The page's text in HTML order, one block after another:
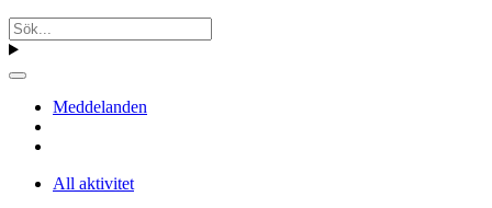
Meddelanden
All aktivitet